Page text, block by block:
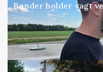
Bønder holder vagt